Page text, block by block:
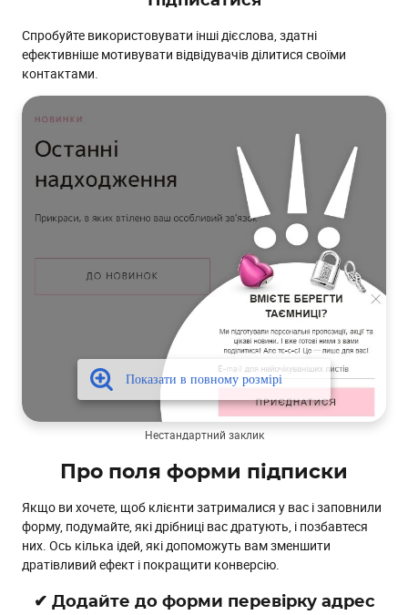
Спробуйте використовувати інші дієслова, здатні
ефективніше мотивувати відвідувачів ділитися своїми
контактами.
Нестандартний заклик
Про поля форми підписки
Якщо ви хочете, щоб клієнти затрималися у вас і заповнили
форму, подумайте, які дрібниці вас дратують, і позбавтеся
них. Ось кілька ідей, які допоможуть вам зменшити
дратівливий ефект і покращити конверсію.
✔ Додайте до форми перевірку адрес